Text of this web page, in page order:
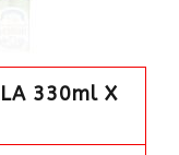
330ml X